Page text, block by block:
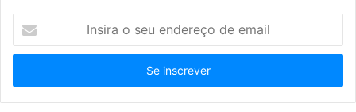
seu
de
email